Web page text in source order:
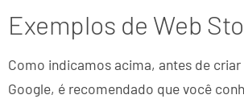
Exemplos de Web
Como indicamos acima, antes de
Google, é recomendado que você